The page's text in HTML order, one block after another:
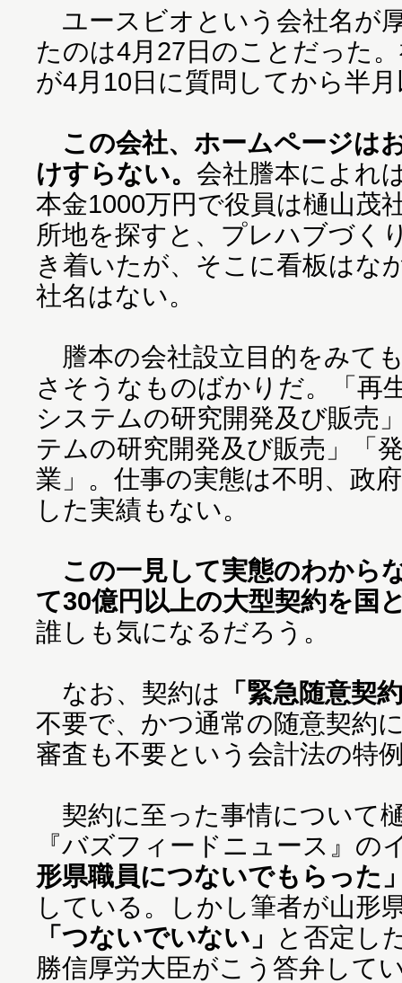
ユースビオという会社名が
たのは4月27日のことだった
が4月10日に質問してから半
この会社、ホームページは
けすらない。 会社謄本によれ
本金1000万円で役員は樋山茂
所地を探すと、プレハブづく
き着いたが、そこに看板はな
社名はない。
謄本の会社設立目的をみて
さそうなものばかりだ。「再
システムの研究開発及び販売
テムの研究開発及び販売」「
業」。仕事の実態は不明、政
した実績もない。
この一見して実態のわから
て30億円以上の大型契約を国
誰しも気になるだろう。
なお、契約は 「緊急随意契
不要で、かつ通常の随意契約
審査も不要という会計法の特
契約に至った事情について
『バズフィードニュース』の
形県職員につないでもらった
している。しかし筆者が山形
「つないでいない」
と否定し
勝信厚労大臣がこう答弁して